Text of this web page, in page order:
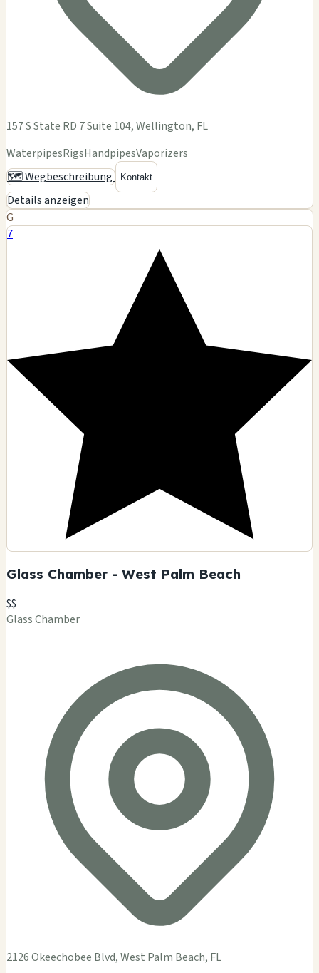
157 S State RD 7 Suite 104, Wellington, FL
WaterpipesRigsHandpipesVaporizers
🗺️ Wegbeschreibung
Kontakt
Details anzeigen
G
7
Glass Chamber - West Palm Beach
$$
Glass Chamber
2126 Okeechobee Blvd, West Palm Beach, FL